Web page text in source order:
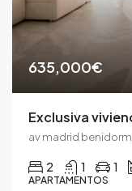
635,000€
av madrid benidorm
2 1 1
APARTAMENTOS